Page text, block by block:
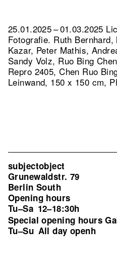
25.01.2025 – 01.03.2025
Fotografie. Ruth
Kazar, Peter Mathis,
Sandy Volz, Ruo Bing
Repro 2405, Chen Ruo
Leinwand, 150 x 150 cm,
subjectobject
Grunewaldstr. 79
Berlin South
Opening hours
Tu–Sa 12–18:30h
Special opening hours
Tu–Su All day openh